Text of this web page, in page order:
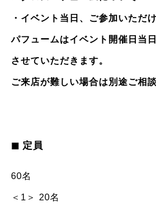
・イベント当日、ご参加いただ
パフュームはイベント開催日当
させていただきます。
ご来店が難しい場合は別途ご相
◼︎ 定員
60名
＜1＞ 20名